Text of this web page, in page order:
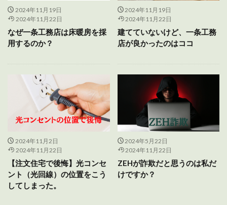
2024年11月19日
2024年11月22日
なぜ一条工務店は床暖房を採
用するのか？
2024年11月19日
2024年11月22日
建てていないけど、一条工務
店が良かったのはココ
2024年11月2日
2024年11月22日
【注文住宅で後悔】光コンセ
ント（光回線）の位置をこう
してしまった。
2024年5月22日
2024年11月22日
ZEHが詐欺だと思うのは私だ
けですか？